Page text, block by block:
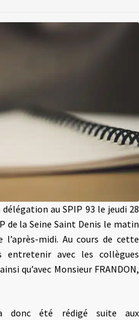
délégation au SPIP 93 le jeudi 28
de la Seine Saint Denis le matin
midi. Au cours de cette
entretenir avec les collègues
qu’avec Monsieur FRANDON,
donc été rédigé suite aux